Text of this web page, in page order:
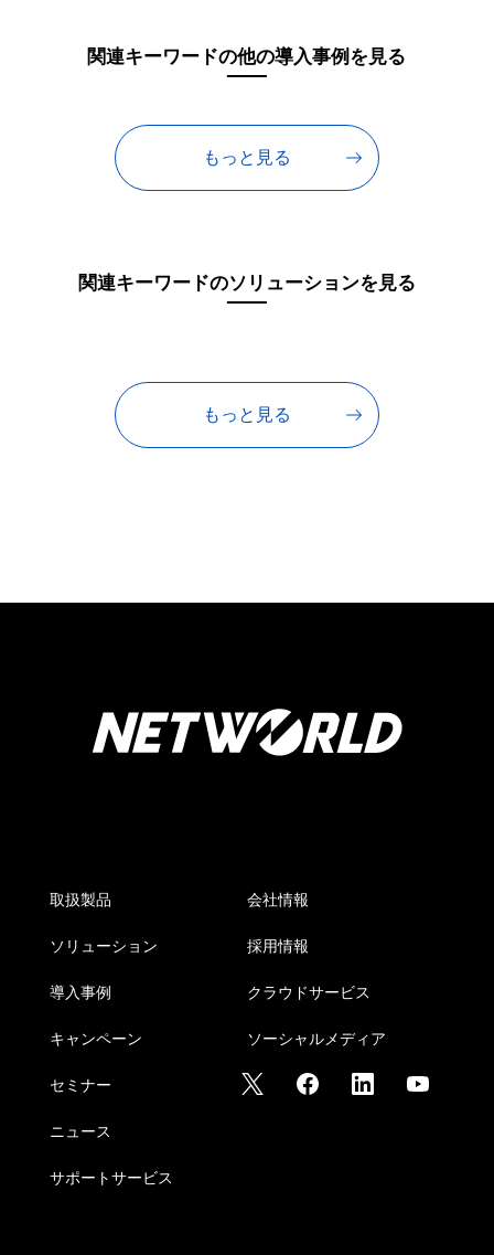
関連キーワードの他の導入事例を見る
もっと見る
関連キーワードのソリューションを見る
もっと見る
取扱製品
ソリューション
導入事例
キャンペーン
セミナー
ニュース
サポートサービス
会社情報
採用情報
クラウドサービス
ソーシャルメディア